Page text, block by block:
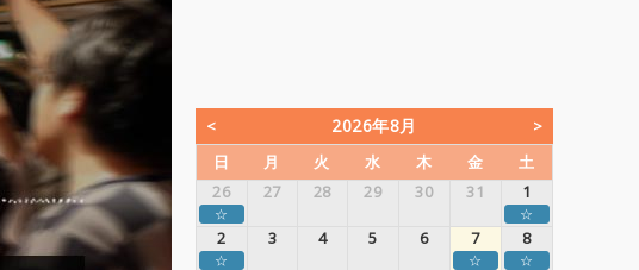
2026年8月
日 月 火 水 木 金
土
26
27 28 29 30 31 1
☆ ☆
2 3 4 5 6 7 8
☆ ☆ ☆